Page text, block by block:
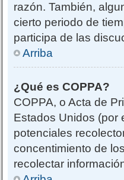
razón. También,
cierto periodo de
participa de las
Arriba
¿Qué es COPPA?
COPPA, o Acta de
Estados Unidos (por
potenciales
concentimiento de
recolectar